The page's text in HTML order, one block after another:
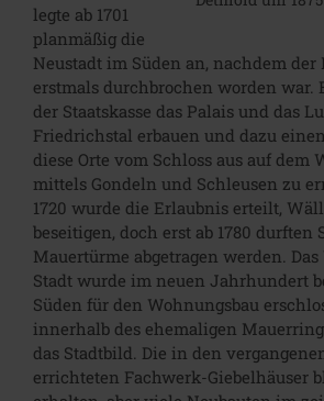
legte ab 1701
planmäßig die
Neustadt im Süden an, nachdem
erstmals durchbrochen worden war.
der Staatskasse das Palais und das
Friedrichstal erbauen und dazu
diese Orte vom Schloss aus auf dem
mittels Gondeln und Schleusen zu
1720 wurde die Erlaubnis erteilt,
beseitigen, doch erst ab 1780 durften
Mauertürme abgetragen werden.
Stadt wurde im neuen Jahrhundert
Süden für den Wohnungsbau
innerhalb des ehemaligen
das Stadtbild. Die in den
errichteten Fachwerk-Giebelhäuser